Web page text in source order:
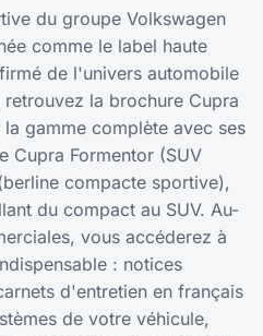
du groupe Volkswagen
comme le label haute
de l'univers automobile
la brochure Cupra
gamme complète avec ses
Cupra Formentor (SUV
compacte sportive),
du compact au SUV. Au-
vous accéderez à
: notices
d'entretien en français
de votre véhicule,